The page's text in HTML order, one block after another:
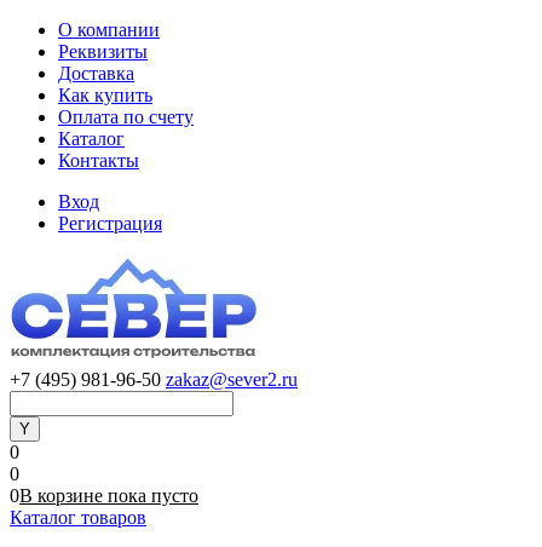
О компании
Реквизиты
Доставка
Как купить
Оплата по счету
Каталог
Контакты
Вход
Регистрация
+7 (495) 981-96-50 zakaz@sever2.ru
0
0
0В корзине пока пусто
Каталог товаров